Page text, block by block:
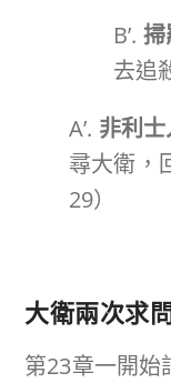
B’.
去追
A’. 非利
尋大衛，
29）
大衛兩次求
第23章一開始